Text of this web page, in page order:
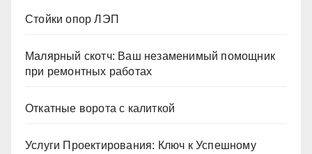
Стойки опор ЛЭП
Малярный скотч: Ваш незаменимый помощник
при ремонтных работах
Откатные ворота с калиткой
Услуги Проектирования: Ключ к Успешному